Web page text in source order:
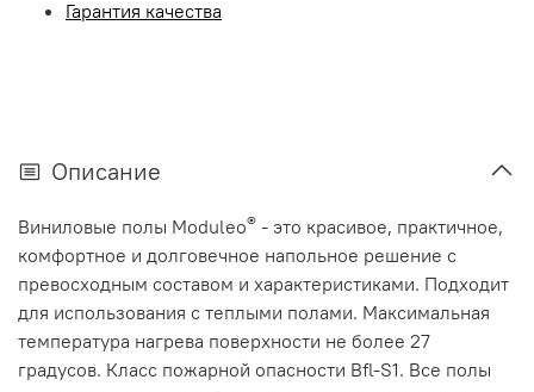
Гарантия качества
Описание
Виниловые полы Moduleo® - это красивое, практичное,
комфортное и долговечное напольное решение с
превосходным составом и характеристиками. Подходит
для использования с теплыми полами. Максимальная
температура нагрева поверхности не более 27
градусов. Класс пожарной опасности Bfl-S1. Все полы